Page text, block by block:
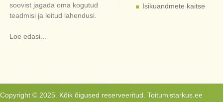
soovist jagada oma kogutud
teadmisi ja leitud lahendusi.
Loe edasi...
Isikuandmete kaitse
Copyright © 2025. Kõik õigused reserveeritud. Toitumistarkus.ee